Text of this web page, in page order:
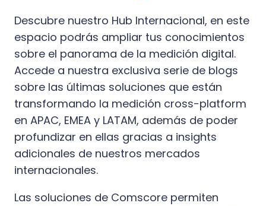
Descubre nuestro Hub Internacional, en este
espacio podrás ampliar tus conocimientos
sobre el panorama de la medición digital.
Accede a nuestra exclusiva serie de blogs
sobre las últimas soluciones que están
transformando la medición cross-platform
en APAC, EMEA y LATAM, además de poder
profundizar en ellas gracias a insights
adicionales de nuestros mercados
internacionales.
Las soluciones de Comscore permiten